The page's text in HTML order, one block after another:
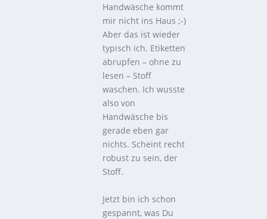
Handwäsche kommt
mir nicht ins Haus ;-)
Aber das ist wieder
typisch ich. Etiketten
abrupfen – ohne zu
lesen – Stoff
waschen. Ich wusste
also von
Handwäsche bis
gerade eben gar
nichts. Scheint recht
robust zu sein, der
Stoff.
Jetzt bin ich schon
gespannt, was Du